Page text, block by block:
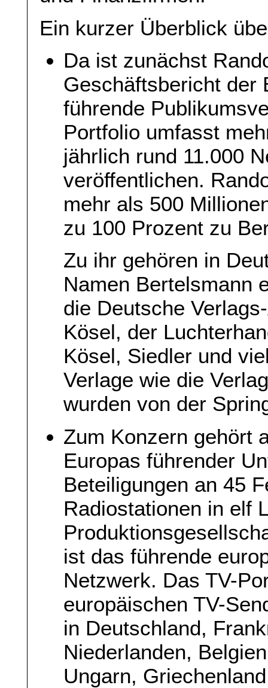
Ein kurzer Überblick
Da ist zunächst
Geschäftsbericht der
führende
Portfolio umfasst
jährlich rund 11.000
veröffentlichen.
mehr als 500
zu 100 Prozent zu
Zu ihr gehören in
Namen Bertelsmann
die Deutsche
Kösel, der
Kösel, Siedler und
Verlage wie die
wurden von der
Zum Konzern gehört
Europas führender
Beteiligungen an 45
Radiostationen in elf
ist das führende
Netzwerk. Das TV-
europäischen TV-
in Deutschland,
Niederlanden,
Ungarn,